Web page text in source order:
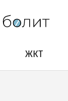
ЖКТ